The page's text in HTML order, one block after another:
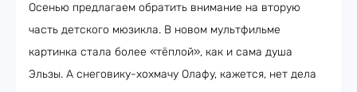
Осенью предлагаем обратить внимание на вторую
часть детского мюзикла. В новом мультфильме
картинка стала более «тёплой», как и сама душа
Эльзы. А снеговику-хохмачу Олафу, кажется, нет дела